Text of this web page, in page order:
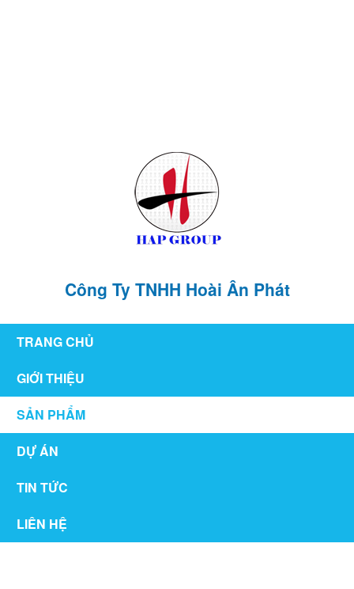
Công Ty TNHH Hoài Ân Phát
TRANG CHỦ
GIỚI THIỆU
SẢN PHẨM
DỰ ÁN
TIN TỨC
LIÊN HỆ